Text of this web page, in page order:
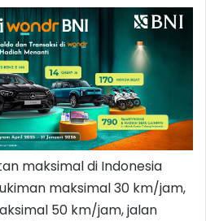
maksimal di Indonesia
maksimal 30 km/jam,
50 km/jam, jalan